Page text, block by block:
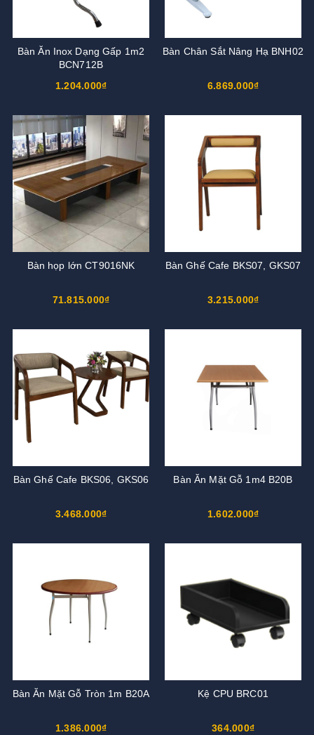
Bàn Ăn Inox Dạng Gấp 1m2
BCN712B
1.204.000₫
Bàn Chân Sắt Nâng Hạ BNH02
6.869.000₫
Bàn họp lớn CT9016NK
71.815.000₫
Bàn Ghế Cafe BKS07, GKS07
3.215.000₫
Bàn Ghế Cafe BKS06, GKS06
3.468.000₫
Bàn Ăn Mặt Gỗ 1m4 B20B
1.602.000₫
Bàn Ăn Mặt Gỗ Tròn 1m B20A
1.386.000₫
Kệ CPU BRC01
364.000₫